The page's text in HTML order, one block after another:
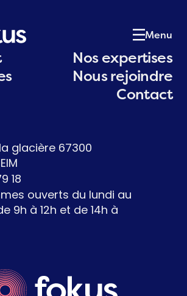
Menu
Contactez-nous
glacière 67300
18
ouverts du lundi au
9h à 12h et de 14h à
Nos expertises
Nous rejoindre
Contact